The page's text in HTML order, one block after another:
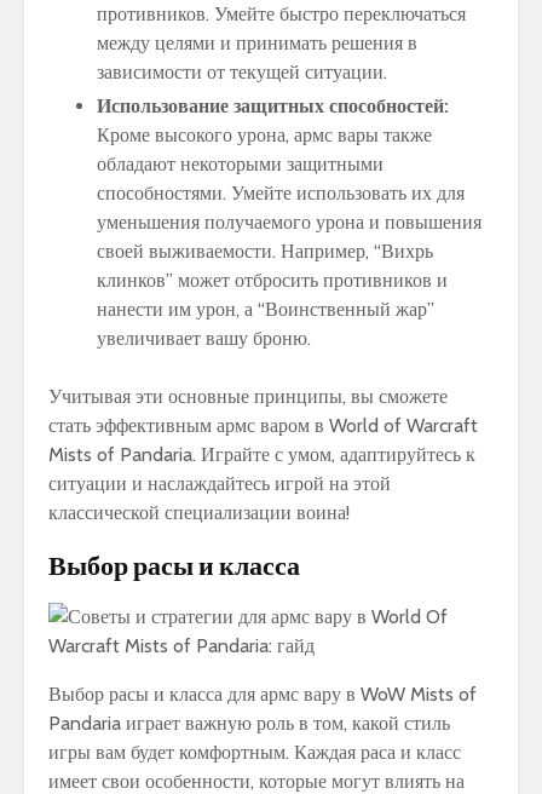
противников. Умейте быстро переключаться
между целями и принимать решения в
зависимости от текущей ситуации.
Использование защитных способностей:
Кроме высокого урона, армс вары также
обладают некоторыми защитными
способностями. Умейте использовать их для
уменьшения получаемого урона и повышения
своей выживаемости. Например, “Вихрь
клинков” может отбросить противников и
нанести им урон, а “Воинственный жар”
увеличивает вашу броню.
Учитывая эти основные принципы, вы сможете
стать эффективным армс варом в World of Warcraft
Mists of Pandaria. Играйте с умом, адаптируйтесь к
ситуации и наслаждайтесь игрой на этой
классической специализации воина!
Выбор расы и класса
Выбор расы и класса для армс вару в WoW Mists of
Pandaria играет важную роль в том, какой стиль
игры вам будет комфортным. Каждая раса и класс
имеет свои особенности, которые могут влиять на